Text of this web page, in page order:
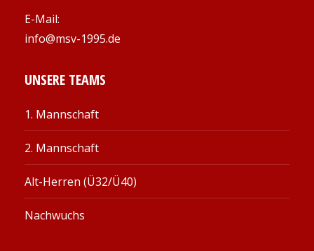
E-Mail:
info@msv-1995.de
UNSERE TEAMS
1. Mannschaft
2. Mannschaft
Alt-Herren (Ü32/Ü40)
Nachwuchs